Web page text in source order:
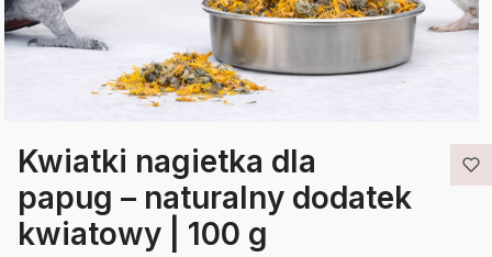
Kwiatki nagietka dla
papug – naturalny dodatek
kwiatowy | 100 g